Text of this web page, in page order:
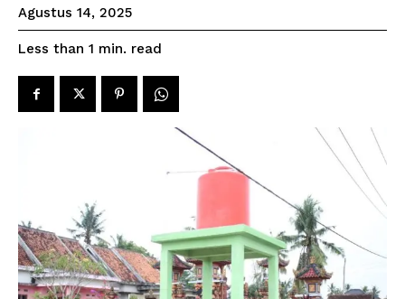
Agustus 14, 2025
Less than 1 min. read